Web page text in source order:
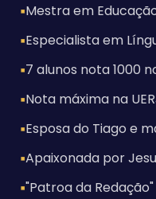
▪Mestra em
▪Especialista em
▪7 alunos nota 1000
▪Nota máxima na
▪Esposa do Tiago e
▪Apaixonada por
▪"Patroa da Redação"